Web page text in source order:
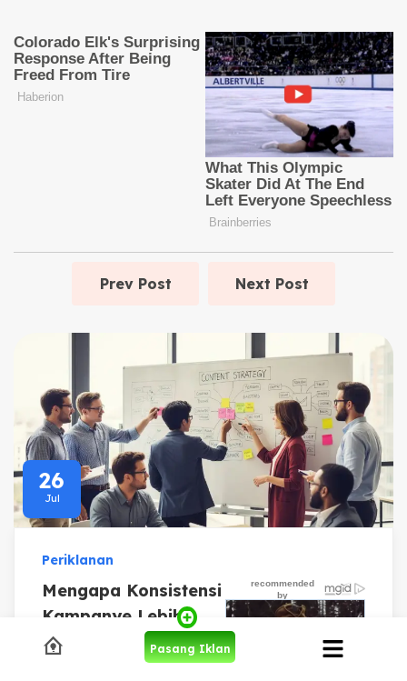
Prev Post Next Post
26
Jul
Periklanan
Mengapa Konsistensi
Kampanye Lebih
Penting daripadaPasang Iklan